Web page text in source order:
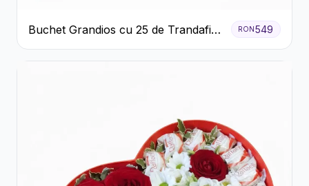
Buchet Grandios cu 25 de Trandafiri
Roșii
RON549